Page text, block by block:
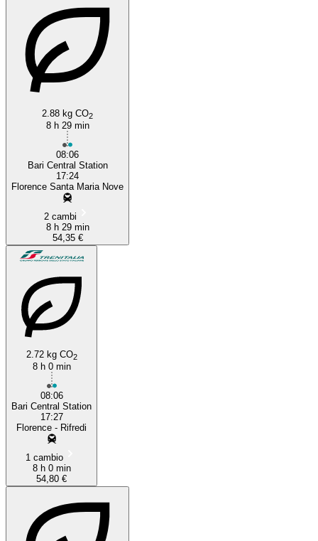
2.88 kg CO2
8 h 29 min
08:06
Bari Central Station
17:24
Florence Santa Maria Nove
2 cambi
8 h 29 min
54,35 €
2.72 kg CO2
8 h 0 min
08:06
Bari Central Station
17:27
Florence - Rifredi
1 cambio
8 h 0 min
54,80 €